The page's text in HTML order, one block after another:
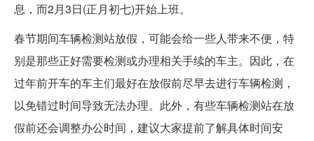
息，而2月3日(正月初七)开始上班。
春节期间车辆检测站放假，可能会给一些人带来不便，特
别是那些正好需要检测或办理相关手续的车主。因此，在
过年前开车的车主们最好在放假前尽早去进行车辆检测，
以免错过时间导致无法办理。此外，有些车辆检测站在放
假前还会调整办公时间，建议大家提前了解具体时间安